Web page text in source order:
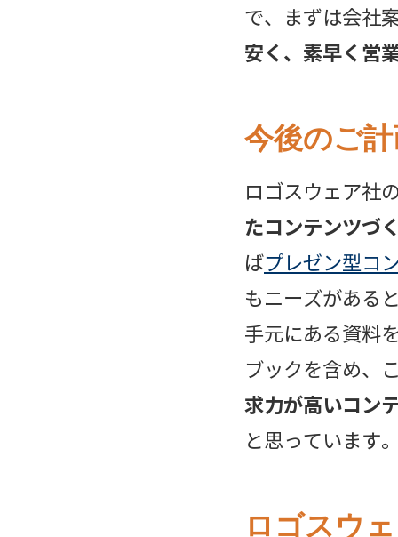
で、まずは会社
安く、素早く営
今後のご
ロゴスウェア社
たコンテンツづ
ばプレゼン型コ
もニーズがある
手元にある資料
ブックを含め、
求力が高いコン
と思っています
ロゴスウ